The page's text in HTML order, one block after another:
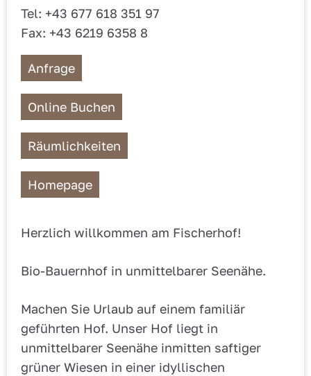
Tel: +43 677 618 351 97
Fax: +43 6219 6358 8
Anfrage
Online Buchen
Räumlichkeiten
Homepage
Herzlich willkommen am Fischerhof!
Bio-Bauernhof in unmittelbarer Seenähe.
Machen Sie Urlaub auf einem familiär
geführten Hof. Unser Hof liegt in
unmittelbarer Seenähe inmitten saftiger
grüner Wiesen in einer idyllischen